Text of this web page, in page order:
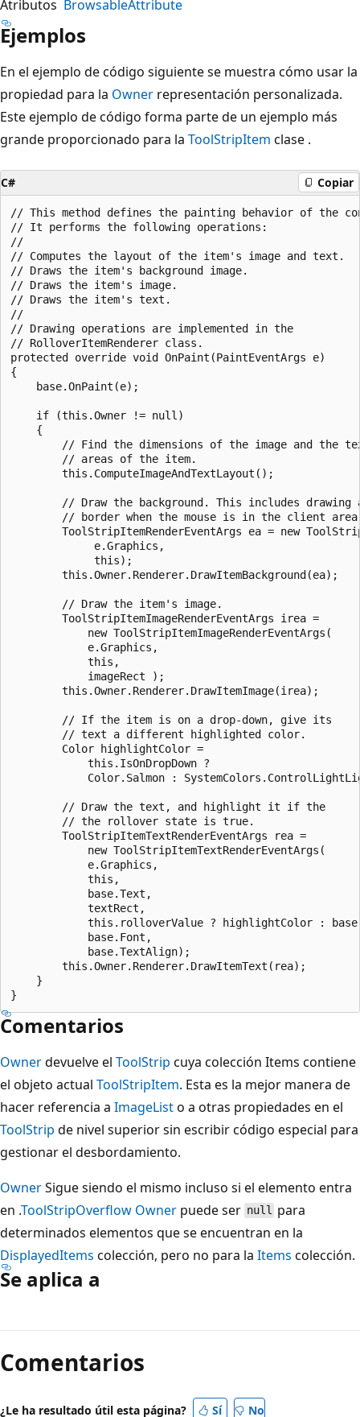
Atributos BrowsableAttribute
Ejemplos
En el ejemplo de código siguiente se muestra cómo usar la
propiedad para la Owner representación personalizada.
Este ejemplo de código forma parte de un ejemplo más
grande proporcionado para la ToolStripItem clase .
C# Copiar
// This method defines the painting behavior of the
// It performs the following operations:
//
// Computes the layout of the item's image and text.
// Draws the item's background image.
// Draws the item's image.
// Draws the item's text.
//
// Drawing operations are implemented in the
// RolloverItemRenderer class.
protected override void OnPaint(PaintEventArgs e)
{
    base.OnPaint(e);
    if (this.Owner != null)
    {
// Find the dimensions of the image and the
        // areas of the item.
        this.ComputeImageAndTextLayout();
// Draw the background. This includes
// border when the mouse is in the client
ToolStripItemRenderEventArgs ea = new
             e.Graphics,
             this);
        this.Owner.Renderer.DrawItemBackground(ea);
        // Draw the item's image.
        ToolStripItemImageRenderEventArgs irea =
            new ToolStripItemImageRenderEventArgs(
            e.Graphics,
            this,
            imageRect );
        this.Owner.Renderer.DrawItemImage(irea);
        // If the item is on a drop-down, give its
        // text a different highlighted color.
        Color highlightColor =
            this.IsOnDropDown ?
Color.Salmon :
        // Draw the text, and highlight it if the
        // the rollover state is true.
        ToolStripItemTextRenderEventArgs rea =
            new ToolStripItemTextRenderEventArgs(
            e.Graphics,
            this,
            base.Text,
            textRect,
this.rolloverValue ? highlightColor :
            base.Font,
            base.TextAlign);
        this.Owner.Renderer.DrawItemText(rea);
    }
Comentarios
Ownerdevuelve el ToolStrip cuya colección Items contiene
el objeto actual ToolStripItem. Esta es la mejor manera de
hacer referencia a ImageListo a otras propiedades en el
ToolStrip de nivel superior sin escribir código especial para
gestionar el desbordamiento.
OwnerSigue siendo el mismo incluso si el elemento entra
en .ToolStripOverflow Owner puede ser null para
determinados elementos que se encuentran en la
DisplayedItems colección, pero no para la Items colección.
Se aplica a
de
lectura
Comentarios
¿Le ha resultado útil esta página? Sí No